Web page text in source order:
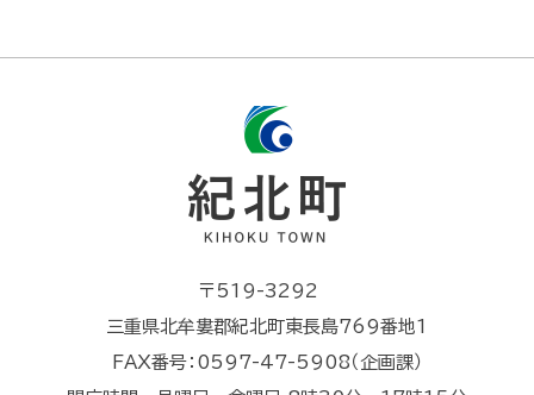
〒519-3292
三重県北牟婁郡紀北町東長島769番地1
FAX番号：0597-47-5908（企画課）